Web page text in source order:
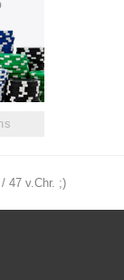
47 v.Chr. ;)